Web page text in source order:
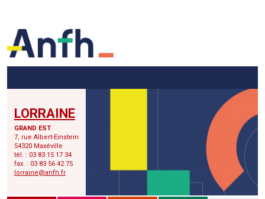
LORRAINE
GRAND EST
7, rue Albert-Einstein
54320 Maxéville
tél. : 03 83 15 17 34
fax. : 03 83 56 42 75
lorraine@anfh.fr